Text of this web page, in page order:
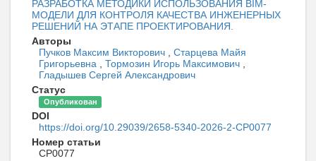
РАЗРАБОТКА МЕТОДИКИ ИСПОЛЬЗОВАНИЯ BIM-
МОДЕЛИ ДЛЯ КОНТРОЛЯ КАЧЕСТВА ИНЖЕНЕРНЫХ
РЕШЕНИЙ НА ЭТАПЕ ПРОЕКТИРОВАНИЯ.
Авторы
Пучков Максим Викторович
Старцева Майя
Григорьевна
Тормозин Игорь Максимович
Гладышев Сергей Александрович
Статус
Опубликован
DOI
https://doi.org/10.29039/2658-5340-2026-2-CP0077
Номер статьи
CP0077